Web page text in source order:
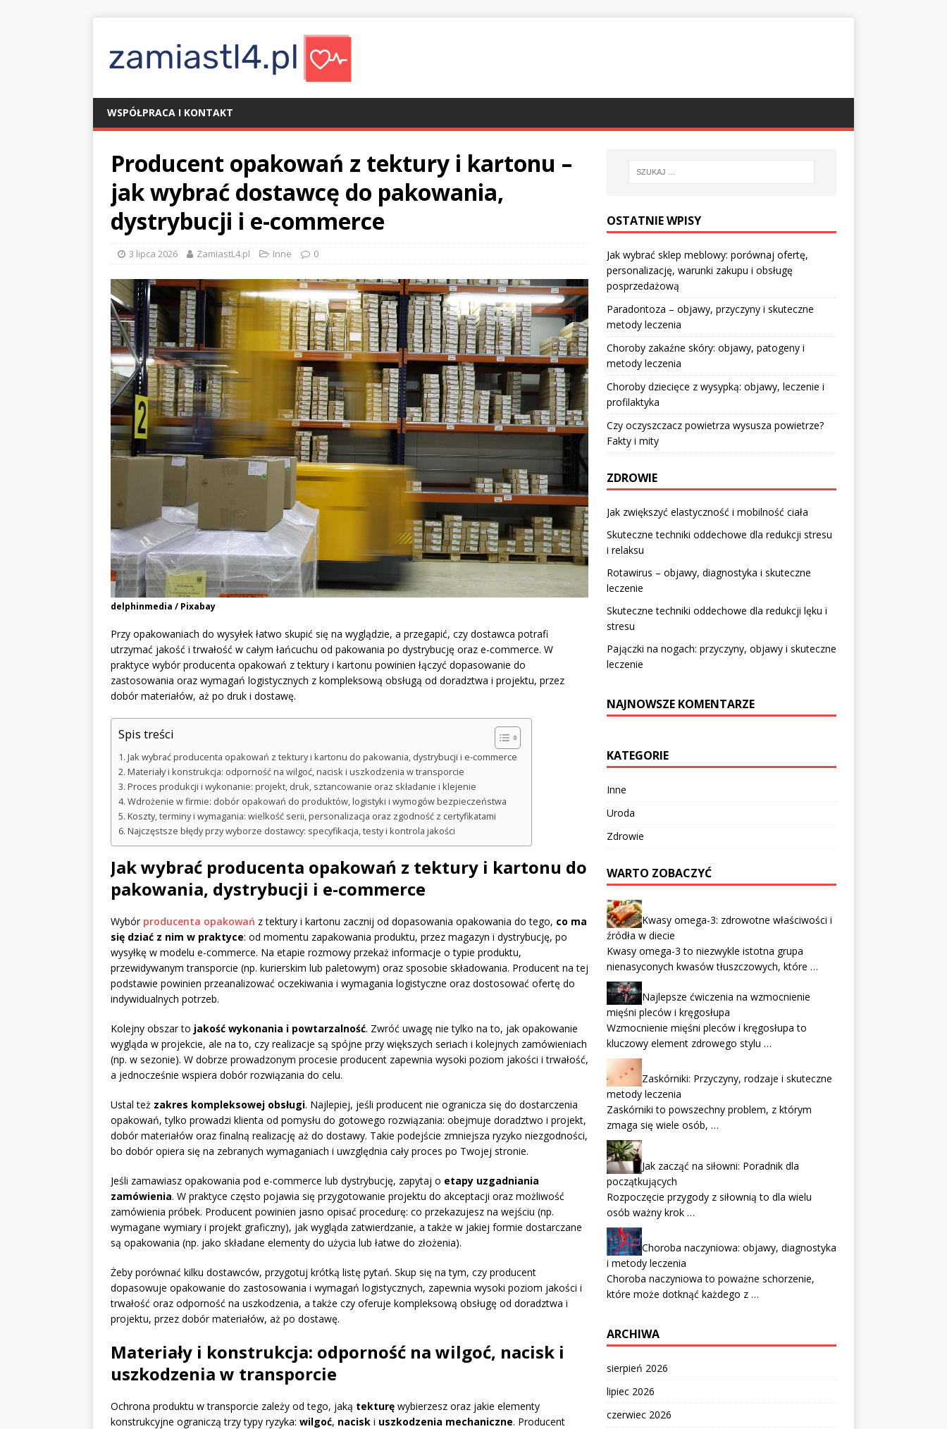
WSPÓŁPRACA I KONTAKT
Producent opakowań z tektury i kartonu –
jak wybrać dostawcę do pakowania,
dystrybucji i e-commerce
3 lipca 2026 ZamiastL4.pl Inne 0
delphinmedia / Pixabay
Przy opakowaniach do wysyłek łatwo skupić się na wyglądzie, a przegapić, czy dostawca potrafi
utrzymać jakość i trwałość w całym łańcuchu od pakowania po dystrybucję oraz e-commerce. W
praktyce wybór producenta opakowań z tektury i kartonu powinien łączyć dopasowanie do
zastosowania oraz wymagań logistycznych z kompleksową obsługą od doradztwa i projektu, przez
dobór materiałów, aż po druk i dostawę.
Spis treści
Jak wybrać producenta opakowań z tektury i kartonu do pakowania, dystrybucji i e-commerce
Materiały i konstrukcja: odporność na wilgoć, nacisk i uszkodzenia w transporcie
Proces produkcji i wykonanie: projekt, druk, sztancowanie oraz składanie i klejenie
Wdrożenie w firmie: dobór opakowań do produktów, logistyki i wymogów bezpieczeństwa
Koszty, terminy i wymagania: wielkość serii, personalizacja oraz zgodność z certyfikatami
Najczęstsze błędy przy wyborze dostawcy: specyfikacja, testy i kontrola jakości
Jak wybrać producenta opakowań z tektury i kartonu do
pakowania, dystrybucji i e-commerce
Wybór producenta opakowań z tektury i kartonu zacznij od dopasowania opakowania do tego, co ma
się dziać z nim w praktyce: od momentu zapakowania produktu, przez magazyn i dystrybucję, po
wysyłkę w modelu e-commerce. Na etapie rozmowy przekaż informacje o typie produktu,
przewidywanym transporcie (np. kurierskim lub paletowym) oraz sposobie składowania. Producent na tej
podstawie powinien przeanalizować oczekiwania i wymagania logistyczne oraz dostosować ofertę do
indywidualnych potrzeb.
Kolejny obszar to jakość wykonania i powtarzalność. Zwróć uwagę nie tylko na to, jak opakowanie
wygląda w projekcie, ale na to, czy realizacje są spójne przy większych seriach i kolejnych zamówieniach
(np. w sezonie). W dobrze prowadzonym procesie producent zapewnia wysoki poziom jakości i trwałość,
a jednocześnie wspiera dobór rozwiązania do celu.
Ustal też zakres kompleksowej obsługi. Najlepiej, jeśli producent nie ogranicza się do dostarczenia
opakowań, tylko prowadzi klienta od pomysłu do gotowego rozwiązania: obejmuje doradztwo i projekt,
dobór materiałów oraz finalną realizację aż do dostawy. Takie podejście zmniejsza ryzyko niezgodności,
bo dobór opiera się na zebranych wymaganiach i uwzględnia cały proces po Twojej stronie.
Jeśli zamawiasz opakowania pod e-commerce lub dystrybucję, zapytaj o etapy uzgadniania
zamówienia. W praktyce często pojawia się przygotowanie projektu do akceptacji oraz możliwość
zamówienia próbek. Producent powinien jasno opisać procedurę: co przekazujesz na wejściu (np.
wymagane wymiary i projekt graficzny), jak wygląda zatwierdzanie, a także w jakiej formie dostarczane
są opakowania (np. jako składane elementy do użycia lub łatwe do złożenia).
Żeby porównać kilku dostawców, przygotuj krótką listę pytań. Skup się na tym, czy producent
dopasowuje opakowanie do zastosowania i wymagań logistycznych, zapewnia wysoki poziom jakości i
trwałość oraz odporność na uszkodzenia, a także czy oferuje kompleksową obsługę od doradztwa i
projektu, przez dobór materiałów, aż po dostawę.
Materiały i konstrukcja: odporność na wilgoć, nacisk i
uszkodzenia w transporcie
Ochrona produktu w transporcie zależy od tego, jaką tekturę wybierzesz oraz jakie elementy
konstrukcyjne ograniczą trzy typy ryzyka: wilgoć, nacisk i uszkodzenia mechaniczne. Producent
OSTATNIE WPISY
Jak wybrać sklep meblowy: porównaj ofertę,
personalizację, warunki zakupu i obsługę
posprzedażową
Paradontoza – objawy, przyczyny i skuteczne
metody leczenia
Choroby zakaźne skóry: objawy, patogeny i
metody leczenia
Choroby dziecięce z wysypką: objawy, leczenie i
profilaktyka
Czy oczyszczacz powietrza wysusza powietrze?
Fakty i mity
ZDROWIE
Jak zwiększyć elastyczność i mobilność ciała
Skuteczne techniki oddechowe dla redukcji stresu
i relaksu
Rotawirus – objawy, diagnostyka i skuteczne
leczenie
Skuteczne techniki oddechowe dla redukcji lęku i
stresu
Pajączki na nogach: przyczyny, objawy i skuteczne
leczenie
NAJNOWSZE KOMENTARZE
KATEGORIE
Inne
Uroda
Zdrowie
WARTO ZOBACZYĆ
Kwasy omega-3: zdrowotne właściwości i
źródła w diecie
Kwasy omega-3 to niezwykle istotna grupa
nienasyconych kwasów tłuszczowych, które …
Najlepsze ćwiczenia na wzmocnienie
mięśni pleców i kręgosłupa
Wzmocnienie mięśni pleców i kręgosłupa to
kluczowy element zdrowego stylu …
Zaskórniki: Przyczyny, rodzaje i skuteczne
metody leczenia
Zaskórniki to powszechny problem, z którym
zmaga się wiele osób, …
Jak zacząć na siłowni: Poradnik dla
początkujących
Rozpoczęcie przygody z siłownią to dla wielu
osób ważny krok …
Choroba naczyniowa: objawy, diagnostyka
i metody leczenia
Choroba naczyniowa to poważne schorzenie,
które może dotknąć każdego z …
ARCHIWA
sierpień 2026
lipiec 2026
czerwiec 2026